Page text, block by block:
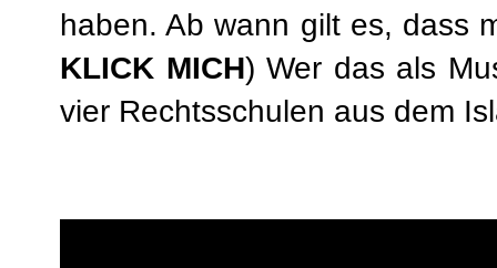
haben. Ab wann gilt es, dass
KLICK MICH) Wer das als
vier Rechtsschulen aus dem